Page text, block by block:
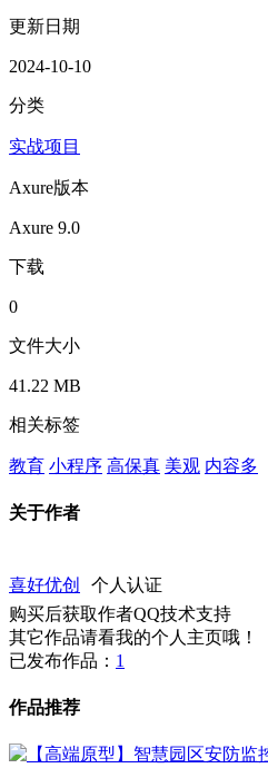
更新日期
2024-10-10
分类
实战项目
Axure版本
Axure 9.0
下载
0
文件大小
41.22 MB
相关标签
教育 小程序 高保真 美观 内容多
关于作者
喜好优创
个人认证
购买后获取作者QQ技术支持
其它作品请看我的个人主页哦！
已发布作品： 1
作品推荐